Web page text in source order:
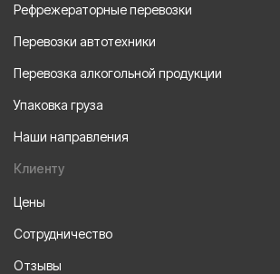
Рефрежераторные перевозки
Перевозки автотехники
Перевозка алкогольной продукции
Упаковка груза
Наши направления
Клиенту
Цены
Сотрудничество
Отзывы